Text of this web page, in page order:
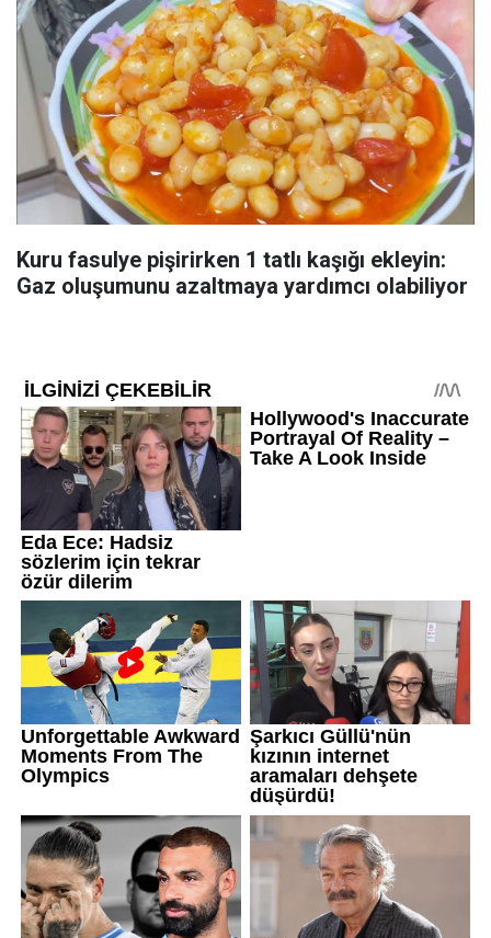
Kuru fasulye pişirirken 1 tatlı kaşığı ekleyin:
Gaz oluşumunu azaltmaya yardımcı olabiliyor